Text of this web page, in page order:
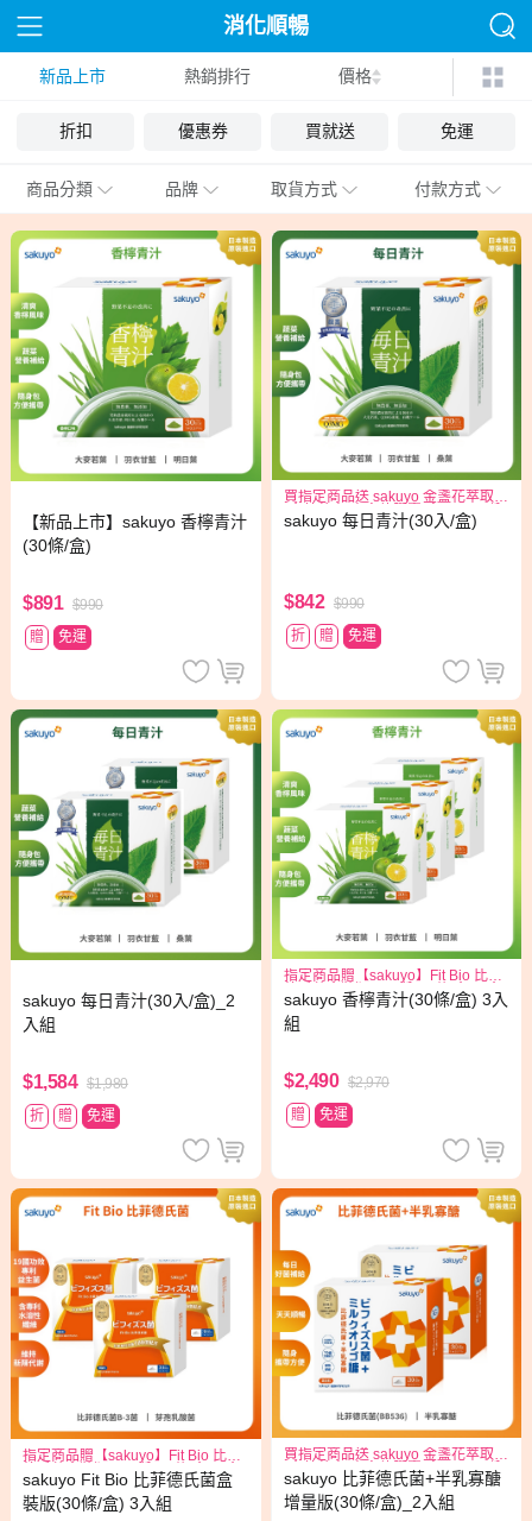
消化順暢
新品上市 熱銷排行 價格
折扣 優惠券 買就送 免運
商品分類 品牌 取貨方式 付款方式
【新品上市】sakuyo 香檸青汁
(30條/盒)
$891 $990
贈
免運
買指定商品送 sakuyo 金盞花萃取
(含葉黃素)素食軟膠囊(食品)三日份*
1
sakuyo 每日青汁(30入/盒)
$842 $990
折
贈 免運
sakuyo 每日青汁(30入/盒)_2
入組
$1,584 $1,980
折
贈 免運
指定商品贈【sakuyo】Fit Bio 比菲
德氏菌盒裝版15日份(15條/盒)*1盒
sakuyo 香檸青汁(30條/盒) 3入
組
$2,490 $2,970
贈
免運
指定商品贈【sakuyo】Fit Bio 比菲
德氏菌盒裝版15日份(15條/盒)*1盒
sakuyo Fit Bio 比菲德氏菌盒
裝版(30條/盒) 3入組
買指定商品送 sakuyo 金盞花萃取
(含葉黃素)素食軟膠囊(食品)三日份
sakuyo 比菲德氏菌+半乳寡醣
增量版(30條/盒)_2入組